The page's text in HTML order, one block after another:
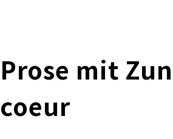
Prose mit
coeur